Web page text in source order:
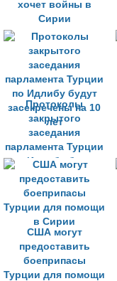
хочет войны в
Сирии
Протоколы
закрытого
заседания
парламента Турции
по Идлибу будут
засекречены на 10
лет
США могут
предоставить
боеприпасы
Турции для помощи